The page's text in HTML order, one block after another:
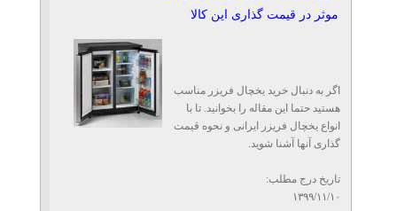
موثر در قیمت گذاری این کالا
اگر به دنبال خرید یخچال فریزر مناسب
هستید حتما این مقاله را بخوانید. تا با
انواع یخچال فریزر ایرانی و نحوه قیمت
گذاری آنها آشنا شوید.
تاریخ درج مطلب:
۱۳۹۹/۱۱/۱۰